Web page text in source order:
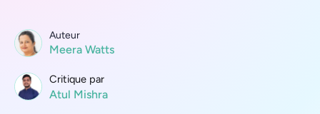
Auteur
Meera Watts
Critique par
Atul Mishra